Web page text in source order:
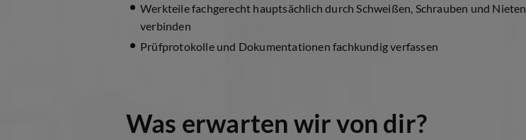
Werkteile fachgerecht hauptsächlich durch Schweißen, Schrauben und Nieten
verbinden
Prüfprotokolle und Dokumentationen fachkundig verfassen
Was erwarten wir von dir?